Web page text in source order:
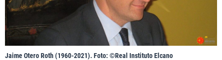
Jaime Otero Roth (1960-2021). Foto: ©Real Instituto Elcano